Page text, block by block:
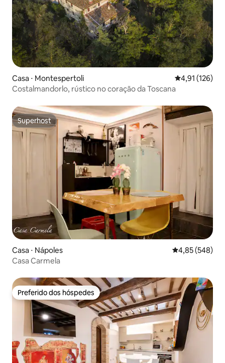
Casa ⋅ Montespertoli 4,91 de uma
4,91 (126)
Costalmandorlo, rústico no coração da Toscana
Superhost
Superhost
Casa ⋅ Nápoles 4,85 de uma
4,85 (548)
Casa Carmela
Preferido dos hóspedes
Preferido dos hóspedes